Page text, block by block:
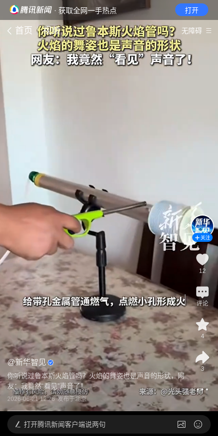
· 获取全网一手热点 打开
首页 视频 无障碍
@新华智见
你听说过鲁本斯火焰管吗？火焰的舞姿也是声音的形状，网
友：我竟然“看见”声音了！
2026-06-21 12:26 发布于北京
关注
12
评论
4
3
打开腾讯新闻客户端说两句